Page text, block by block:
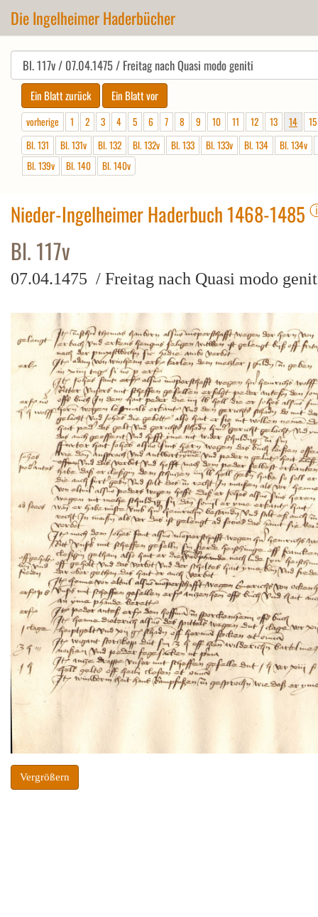
Die Ingelheimer Haderbücher
vorherige 1 2 3 4 5 6 7 8 9 10 11 12 13 14
15
Bl. 131
Bl. 131v Bl. 132 Bl. 132v Bl. 133 Bl. 133v Bl. 134
Bl. 134v
Bl. 139v
Bl. 140 Bl. 140v
Nieder-Ingelheimer Haderbuch 1468-1485
Bl. 117v
07.04.1475 / Freitag nach Quasi modo
Vergrößern